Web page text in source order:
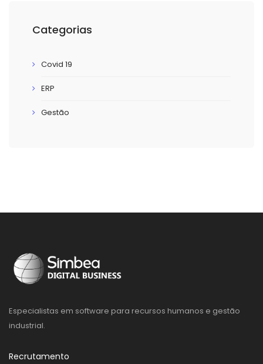
Categorias
Covid 19
ERP
Gestão
Especialistas em software para recursos humanos e gestão
industrial.
Recrutamento